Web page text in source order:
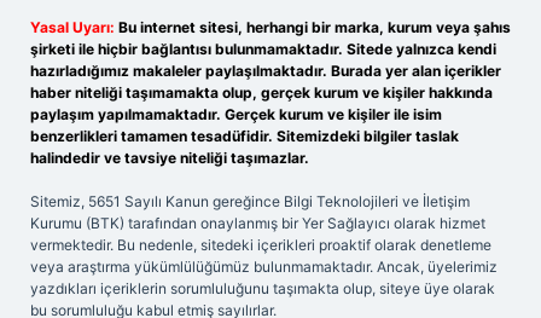
Yasal Uyarı: Bu internet sitesi, herhangi bir marka, kurum veya şahıs
şirketi ile hiçbir bağlantısı bulunmamaktadır. Sitede yalnızca kendi
hazırladığımız makaleler paylaşılmaktadır. Burada yer alan içerikler
haber niteliği taşımamakta olup, gerçek kurum ve kişiler hakkında
paylaşım yapılmamaktadır. Gerçek kurum ve kişiler ile isim
benzerlikleri tamamen tesadüfidir. Sitemizdeki bilgiler taslak
halindedir ve tavsiye niteliği taşımazlar.
Sitemiz, 5651 Sayılı Kanun gereğince Bilgi Teknolojileri ve İletişim
Kurumu (BTK) tarafından onaylanmış bir Yer Sağlayıcı olarak hizmet
vermektedir. Bu nedenle, sitedeki içerikleri proaktif olarak denetleme
veya araştırma yükümlülüğümüz bulunmamaktadır. Ancak, üyelerimiz
yazdıkları içeriklerin sorumluluğunu taşımakta olup, siteye üye olarak
bu sorumluluğu kabul etmiş sayılırlar.